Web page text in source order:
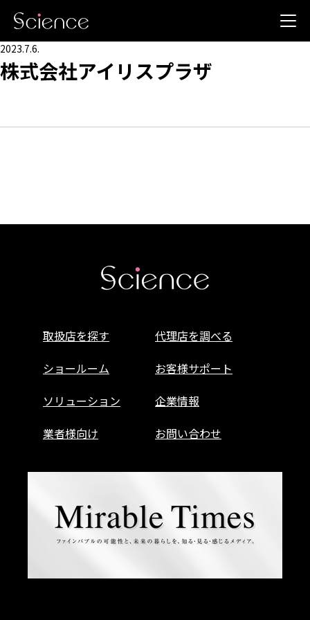
2023.7.6.
株式会社アイリスプラザ
取扱店を探す
代理店を調べる
ショールーム
お客様サポート
ソリューション
企業情報
業者様向け
お問い合わせ